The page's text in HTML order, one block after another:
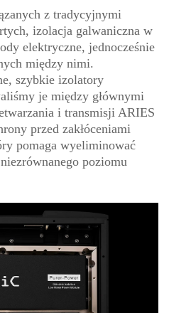
z tradycyjnymi
izolacja galwaniczna w
elektryczne, jednocześnie
między nimi.
szybkie izolatory
je między głównymi
i transmisji ARIES
przed zakłóceniami
pomaga wyeliminować
poziomu